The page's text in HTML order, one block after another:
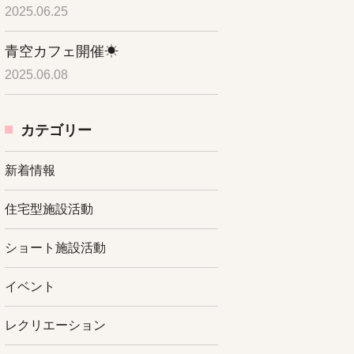
2025.06.25
青空カフェ開催☀
2025.06.08
カテゴリー
新着情報
住宅型施設活動
ショート施設活動
イベント
レクリエーション